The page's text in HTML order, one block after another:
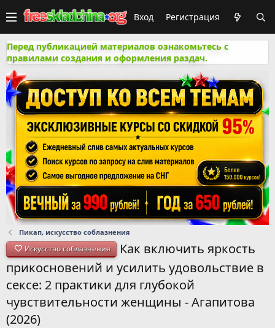
Вход Регистрация
Перед публикацией материалов ознакомьтесь с
правилами создания и оформления раздач.
Пикап, искусство соблазнения
Искусство соблазнения
Как включить яркость
прикосновений и усилить удовольствие в
сексе: 2 практики для глубокой
чувствительности женщины - Агапитова
(2026)